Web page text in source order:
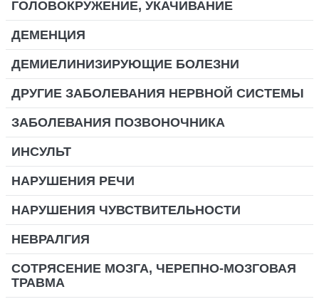
ГОЛОВОКРУЖЕНИЕ, УКАЧИВАНИЕ
ДЕМЕНЦИЯ
ДЕМИЕЛИНИЗИРУЮЩИЕ БОЛЕЗНИ
ДРУГИЕ ЗАБОЛЕВАНИЯ НЕРВНОЙ СИСТЕМЫ
ЗАБОЛЕВАНИЯ ПОЗВОНОЧНИКА
ИНСУЛЬТ
НАРУШЕНИЯ РЕЧИ
НАРУШЕНИЯ ЧУВСТВИТЕЛЬНОСТИ
НЕВРАЛГИЯ
СОТРЯСЕНИЕ МОЗГА, ЧЕРЕПНО-МОЗГОВАЯ
ТРАВМА